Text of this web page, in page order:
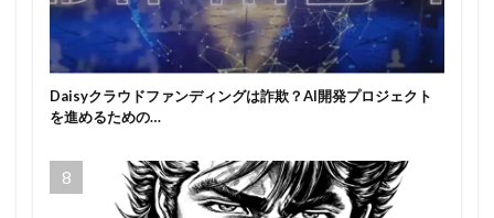
Daisyクラウドファンディングは詐欺？AI開発プロジェクト
を進めるための…